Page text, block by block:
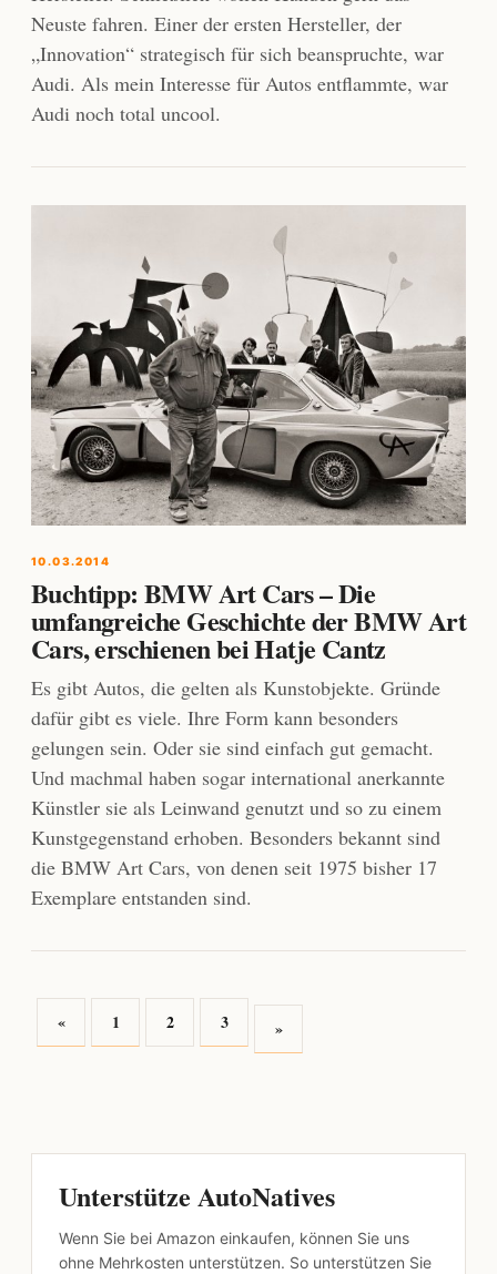
Neuste fahren. Einer der ersten Hersteller, der
„Innovation“ strategisch für sich beanspruchte, war
Audi. Als mein Interesse für Autos entflammte, war
Audi noch total uncool.
10.03.2014
Buchtipp: BMW Art Cars – Die
umfangreiche Geschichte der BMW Art
Cars, erschienen bei Hatje Cantz
Es gibt Autos, die gelten als Kunstobjekte. Gründe
dafür gibt es viele. Ihre Form kann besonders
gelungen sein. Oder sie sind einfach gut gemacht.
Und machmal haben sogar international anerkannte
Künstler sie als Leinwand genutzt und so zu einem
Kunstgegenstand erhoben. Besonders bekannt sind
die BMW Art Cars, von denen seit 1975 bisher 17
Exemplare entstanden sind.
« 1 2 3 »
Unterstütze AutoNatives
Wenn Sie bei Amazon einkaufen, können Sie uns
ohne Mehrkosten unterstützen. So unterstützen Sie